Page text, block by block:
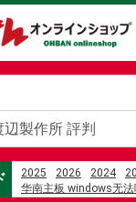
2025 2026 2024
华南主板 windows无法